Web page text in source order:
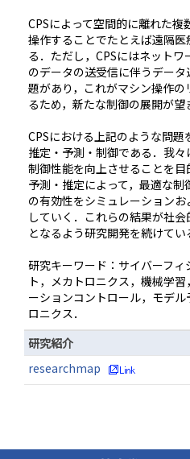
CPSによって空間的に離れた
操作することでたとえば遠隔
る．ただし，CPSにはネット
のデータの送受信に伴うデー
題があり，これがマシン操作
るため，新たな制御の展開が望
CPSにおける上記のような問題
推定・予測・制御である．我
制御性能を向上させることを
予測・推定によって，最適な
の有効性をシミュレーション
していく．これらの結果が社
となるよう研究開発を続けてい
研究キーワード：サイバーフ
ト，メカトロニクス，機械学
ーションコントロール，モデ
ロニクス．
研究紹介
researchmap